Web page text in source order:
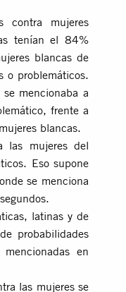
contra mujeres
tenían el 84%
blancas de
o problemáticos.
mencionaba a
frente a
blancas.
las mujeres del
Eso supone
se menciona
latinas y de
probabilidades
en
las mujeres se